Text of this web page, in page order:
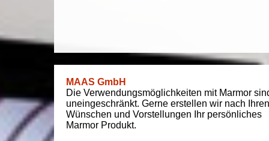
MAAS GmbH
Die Verwendungsmöglichkeiten mit Marmor
uneingeschränkt. Gerne erstellen wir nach Ihren
Wünschen und Vorstellungen Ihr persönliches
Marmor Produkt.